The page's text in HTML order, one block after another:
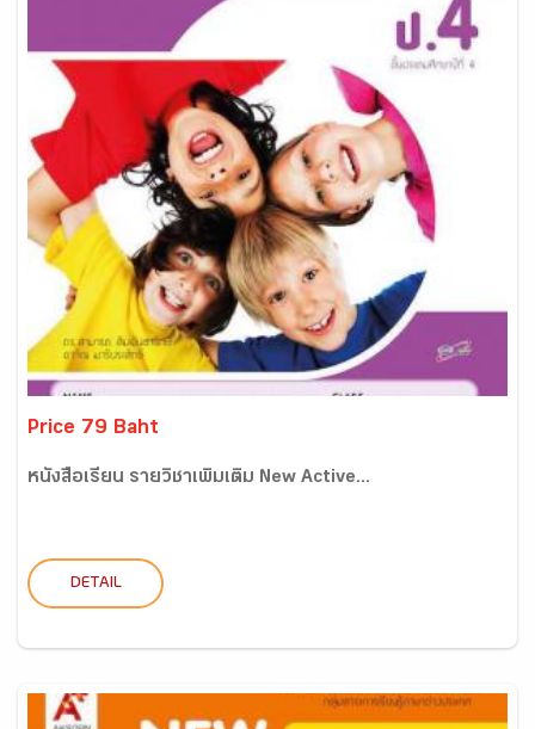
Price 79 Baht
หนังสือเรียน รายวิชาเพิ่มเติม New Active...
DETAIL